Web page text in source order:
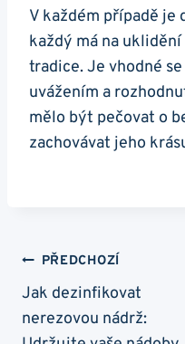
V každém případě je
každý má na
tradice. Je vhodné
uvážením a
mělo být pečovat o
zachovávat jeho
Navigace
Pro
Příspěvek
PŘEDCHOZÍ
Jak dezinfikovat
nerezovou nádrž: